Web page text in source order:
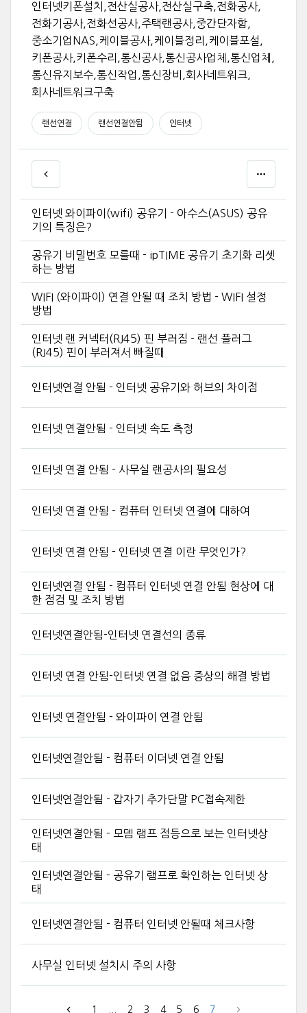
인터넷키폰설치,전산실공사,전산실구축,전화공사,
전화기공사,전화선공사,주택랜공사,중간단자함,
중소기업NAS,케이블공사,케이블정리,케이블포설,
키폰공사,키폰수리,통신공사,통신공사업체,통신업체,
통신유지보수,통신작업,통신장비,회사네트워크,
회사네트워크구축
랜선연결 랜선연결안됨 인터넷
인터넷 와이파이(wifi) 공유기 - 아수스(ASUS) 공유
기의 특징은?
공유기 비밀번호 모를때 - ipTIME 공유기 초기화 리셋
하는 방법
WIFI (와이파이) 연결 안될 때 조치 방법 - WIFI 설정
방법
인터넷 랜 커넥터(RJ45) 핀 부러짐 - 랜선 플러그
(RJ45) 핀이 부러져서 빠질때
인터넷연결 안됨 - 인터넷 공유기와 허브의 차이점
인터넷 연결안됨 - 인터넷 속도 측정
인터넷 연결 안됨 - 사무실 랜공사의 필요성
인터넷 연결 안됨 - 컴퓨터 인터넷 연결에 대하여
인터넷 연결 안됨 - 인터넷 연결 이란 무엇인가?
인터넷연결 안됨 - 컴퓨터 인터넷 연결 안됨 현상에 대
한 점검 및 조치 방법
인터넷연결안됨-인터넷 연결선의 종류
인터넷 연결 안됨-인터넷 연결 없음 증상의 해결 방법
인터넷 연결안됨 - 와이파이 연결 안됨
인터넷연결안됨 - 컴퓨터 이더넷 연결 안됨
인터넷연결안됨 - 갑자기 추가단말 PC접속제한
인터넷연결안됨 - 모뎀 램프 점등으로 보는 인터넷상
태
인터넷연결안됨 - 공유기 램프로 확인하는 인터넷 상
태
인터넷연결안됨 - 컴퓨터 인터넷 안될때 체크사항
사무실 인터넷 설치시 주의 사항
1 2 3 4 5 6 7